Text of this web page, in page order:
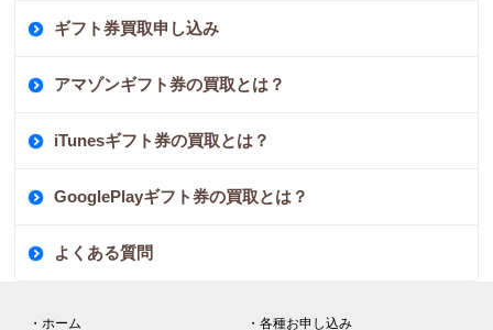
ギフト券買取申し込み
アマゾンギフト券の買取とは？
iTunesギフト券の買取とは？
GooglePlayギフト券の買取とは？
よくある質問
・ホーム ・各種お申し込み